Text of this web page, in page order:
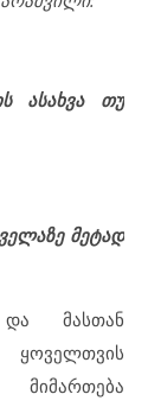
ასახვა თუ
მეტად
მასთან